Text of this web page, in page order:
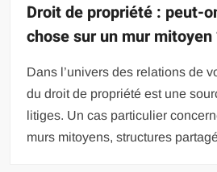
Droit de propriété : peut-
chose sur un mur mitoyen
Dans l’univers des relations de
du droit de propriété est une
litiges. Un cas particulier
murs mitoyens, structures